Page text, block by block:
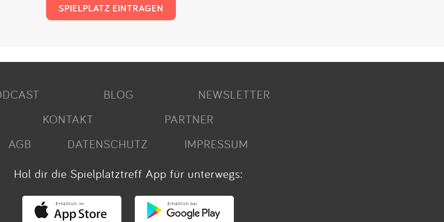
SPIELPLATZ EINTRAGEN
BLOG
NEWSLETTER
KONTAKT
PARTNER
AGB
DATENSCHUTZ
IMPRESSUM
Hol dir die Spielplatztreff App für unterwegs: